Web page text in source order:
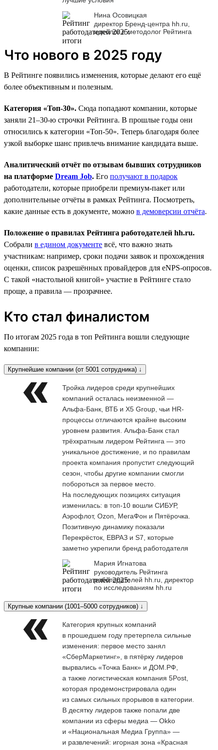
Нина Осовицкая
директор Бренд-центра hh.ru,
идеолог и методолог Рейтинга
Что нового в 2025 году
В Рейтинге появились изменения, которые делают его ещё
более объективным и полезным.
Категория «Топ-30». Сюда попадают компании, которые
заняли 21–30-ю строчки Рейтинга. В прошлые годы они
относились к категории «Топ-50». Теперь благодаря более
узкой выборке шанс привлечь внимание кандидата выше.
Аналитический отчёт по отзывам бывших сотрудников
на платформе Dream Job. Его получают в подарок
работодатели, которые приобрели премиум-пакет или
дополнительные отчёты в рамках Рейтинга. Посмотреть,
какие данные есть в документе, можно в демоверсии отчёта.
Положение о правилах Рейтинга работодателей hh.ru.
Собрали в едином документе всё, что важно знать
участникам: например, сроки подачи заявок и прохождения
оценки, список разрешённых провайдеров для eNPS-опросов.
С такой «настольной книгой» участие в Рейтинге стало
проще, а правила — прозрачнее.
Кто стал финалистом
По итогам 2025 года в топ Рейтинга вошли следующие
компании:
Крупнейшие компании (от 5001 сотрудника) ↓
Тройка лидеров среди крупнейших
компаний осталась неизменной —
Альфа-Банк, ВТБ и X5 Group, чьи HR-
процессы отличаются крайне высоким
уровнем развития. Альфа-Банк стал
трёхкратным лидером Рейтинга — это
уникальное достижение, и по правилам
проекта компания пропустит следующий
сезон, чтобы другие компании смогли
побороться за первое место.
На последующих позициях ситуация
изменилась: в топ-10 вошли СИБУР,
Аэрофлот, Ozon, МегаФон и Пятёрочка.
Позитивную динамику показали
Перекрёсток, ЕВРАЗ и S7, которые
заметно укрепили бренд работодателя
Мария Игнатова
руководитель Рейтинга
работодателей hh.ru, директор
по исследованиям hh.ru
Крупные компании (1001–5000 сотрудников) ↓
Категория крупных компаний
в прошедшем году претерпела сильные
изменения: первое место занял
«СберМаркетинг», в пятёрку лидеров
вырвались «Точка Банк» и ДОМ.РФ,
а также логистическая компания 5Post,
которая продемонстрировала один
из самых сильных прорывов в категории.
В десятку лидеров также попали две
компании из сферы медиа — Okko
и «Национальная Медиа Группа» —
и развлечений: игорная зона «Красная